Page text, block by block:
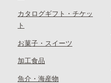
カタログギフト・チケッ
ト
お菓子・スイーツ
加工食品
魚介・海産物